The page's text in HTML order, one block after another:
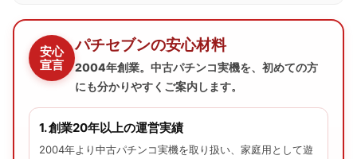
安心
宣言
パチセブンの安心材料
2004年創業。中古パチンコ実機を、初めての方
にも分かりやすくご案内します。
1. 創業20年以上の運営実績
2004年より中古パチンコ実機を取り扱い、家庭用として遊